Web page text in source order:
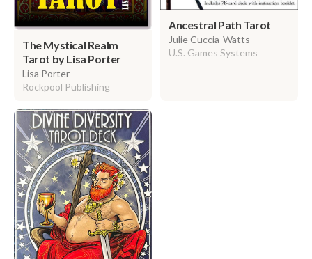
The Mystical Realm
Tarot by Lisa Porter
Lisa Porter
Rockpool Publishing
Ancestral Path Tarot
Julie Cuccia-Watts
U.S. Games Systems